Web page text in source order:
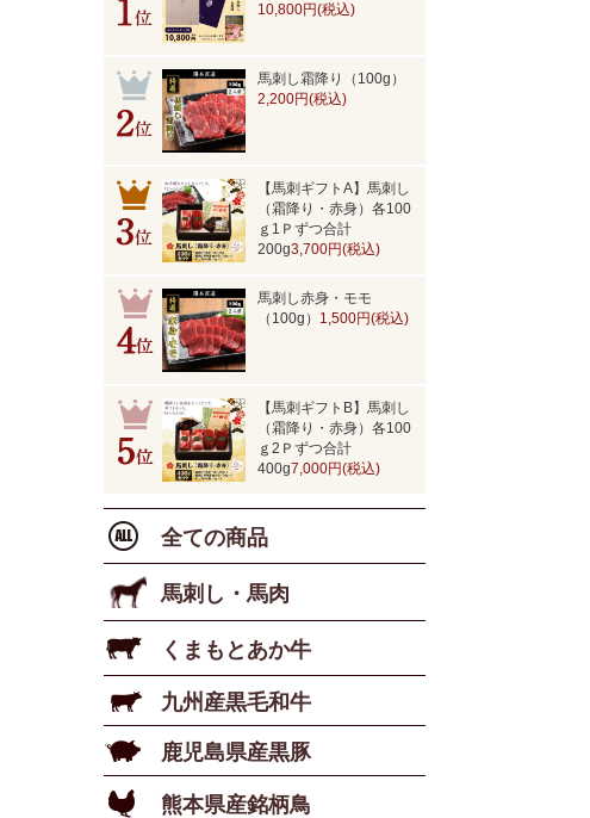
10,800円(税込)
馬刺し霜降り（100g）
2,200円(税込)
【馬刺ギフトA】馬刺し
（霜降り・赤身）各100
ｇ1Ｐずつ合計
200g3,700円(税込)
馬刺し赤身・モモ
（100g） 1,500円(税込)
【馬刺ギフトB】馬刺し
（霜降り・赤身）各100
ｇ2Ｐずつ合計
400g7,000円(税込)
全ての商品
馬刺し・馬肉
くまもとあか牛
九州産黒毛和牛
鹿児島県産黒豚
熊本県産銘柄鳥